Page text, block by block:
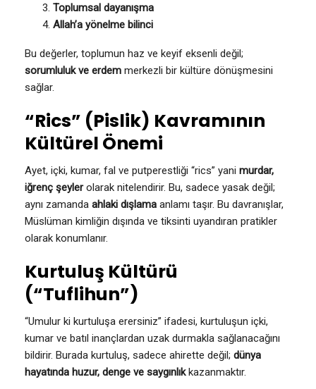
Toplumsal dayanışma
Allah’a yönelme bilinci
Bu değerler, toplumun haz ve keyif eksenli değil;
sorumluluk ve erdem merkezli bir kültüre dönüşmesini
sağlar.
“Rics” (Pislik) Kavramının
Kültürel Önemi
Ayet, içki, kumar, fal ve putperestliği “rics” yani murdar,
iğrenç şeylerolarak nitelendirir. Bu, sadece yasak değil;
aynı zamanda ahlaki dışlama anlamı taşır. Bu davranışlar,
Müslüman kimliğin dışında ve tiksinti uyandıran pratikler
olarak konumlanır.
Kurtuluş Kültürü
(“Tuflihun”)
“Umulur ki kurtuluşa erersiniz” ifadesi, kurtuluşun içki,
kumar ve batıl inançlardan uzak durmakla sağlanacağını
bildirir. Burada kurtuluş, sadece ahirette değil; dünya
hayatında huzur, denge ve saygınlıkkazanmaktır.